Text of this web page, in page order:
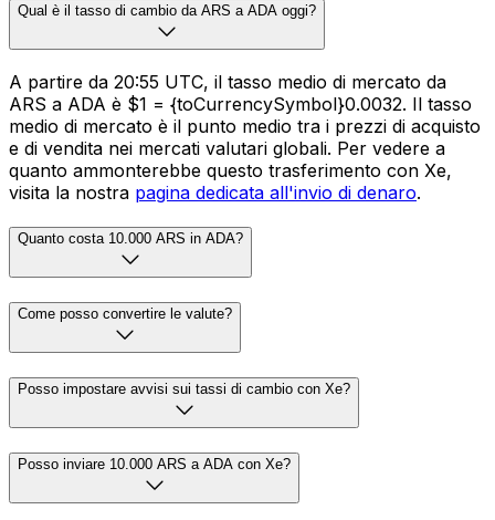
Qual è il tasso di cambio da ARS a ADA oggi?
A partire da 20:55 UTC, il tasso medio di mercato da
ARS a ADA è $1 = {toCurrencySymbol}0.0032. Il tasso
medio di mercato è il punto medio tra i prezzi di acquisto
e di vendita nei mercati valutari globali. Per vedere a
quanto ammonterebbe questo trasferimento con Xe,
visita la nostra pagina dedicata all'invio di denaro.
Quanto costa 10.000 ARS in ADA?
Come posso convertire le valute?
Posso impostare avvisi sui tassi di cambio con Xe?
Posso inviare 10.000 ARS a ADA con Xe?